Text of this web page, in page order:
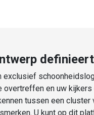
exclusief
overtreffen en uw
tussen een cluster
U kunt op dit